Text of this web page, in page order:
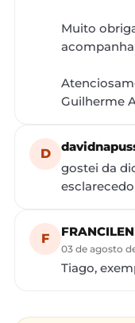
Muito
Guilherme
D
gostei da
F
03 de agosto
Tiago,